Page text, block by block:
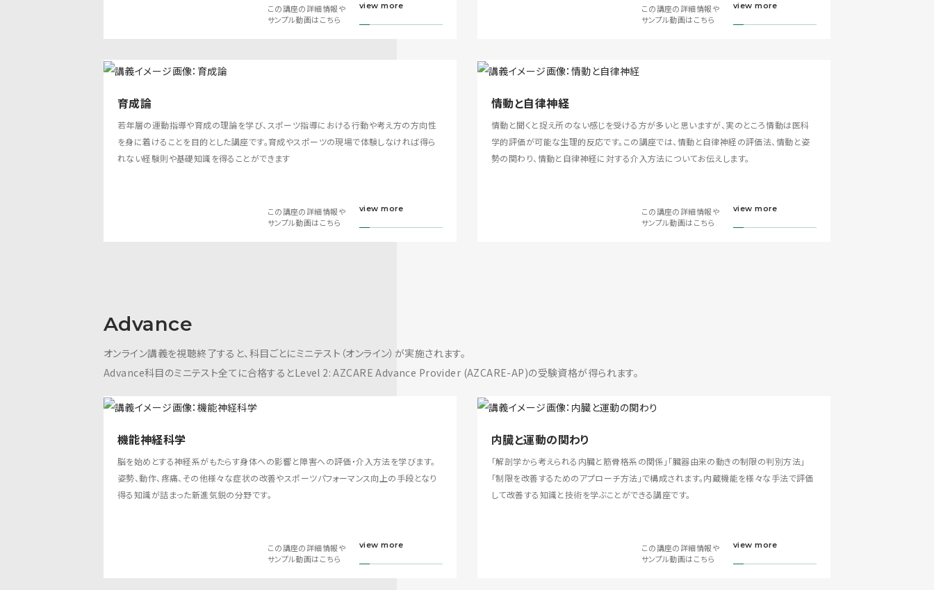
この講座の詳細情報や
サンプル動画はこちら
view more
この講座の詳細情報や
サンプル動画はこちら
view more
育成論
若年層の運動指導や育成の理論を学び、スポーツ指導における行動や考え方の方向性
を身に着けることを目的とした講座です。育成やスポーツの現場で体験しなければ得ら
れない経験則や基礎知識を得ることができます
この講座の詳細情報や
サンプル動画はこちら
view more
情動と自律神経
情動と聞くと捉え所のない感じを受ける方が多いと思いますが、実のところ情動は医科
学的評価が可能な生理的反応です。この講座では、情動と自律神経の評価法、情動と姿
勢の関わり、情動と自律神経に対する介入方法についてお伝えします。
この講座の詳細情報や
サンプル動画はこちら
view more
Advance
オンライン講義を視聴終了すると、科目ごとにミニテスト（オンライン）が実施されます。
Advance科目のミニテスト全てに合格するとLevel 2: AZCARE Advance Provider (AZCARE-AP)の受験資格が得られます。
機能神経科学
脳を始めとする神経系がもたらす身体への影響と障害への評価・介入方法を学びます。
姿勢、動作、疼痛、その他様々な症状の改善やスポーツパフォーマンス向上の手段となり
得る知識が詰まった新進気鋭の分野です。
この講座の詳細情報や
サンプル動画はこちら
view more
内臓と運動の関わり
「解剖学から考えられる内臓と筋骨格系の関係」「臓器由来の動きの制限の判別方法」
「制限を改善するためのアプローチ方法」で構成されます。内蔵機能を様々な手法で評価
して改善する知識と技術を学ぶことができる講座です。
この講座の詳細情報や
サンプル動画はこちら
view more